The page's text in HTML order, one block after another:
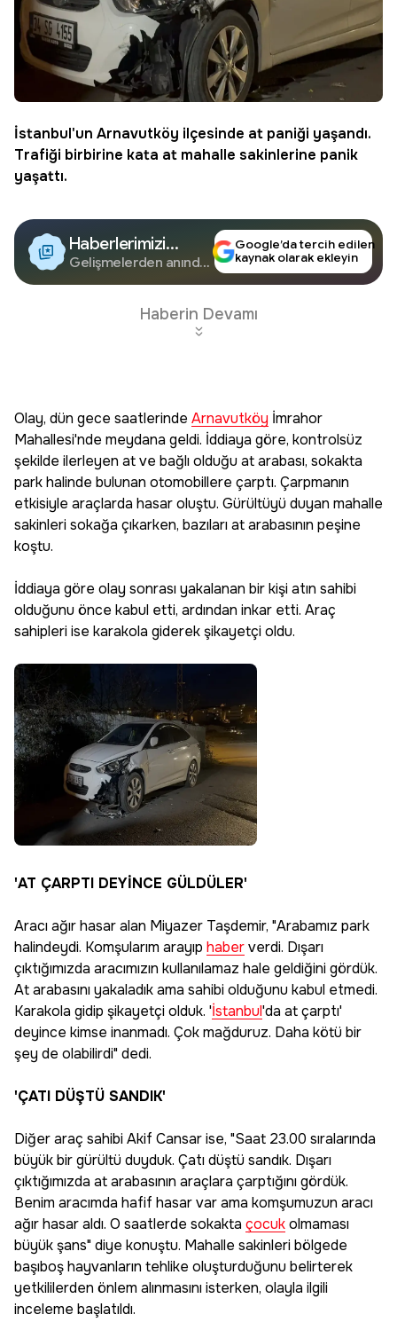
İstanbul'un Arnavutköy ilçesinde at paniği yaşandı.
Trafiği birbirine kata at mahalle sakinlerine panik
yaşattı.
Haberlerimizi
Google'da Takip
Edin
Gelişmelerden anında
Google’da tercih edilen
kaynak olarak ekleyin
Haberin Devamı
Olay, dün gece saatlerinde Arnavutköy İmrahor
Mahallesi'nde meydana geldi. İddiaya göre, kontrolsüz
şekilde ilerleyen at ve bağlı olduğu at arabası, sokakta
park halinde bulunan otomobillere çarptı. Çarpmanın
etkisiyle araçlarda hasar oluştu. Gürültüyü duyan mahalle
sakinleri sokağa çıkarken, bazıları at arabasının peşine
koştu.
İddiaya göre olay sonrası yakalanan bir kişi atın sahibi
olduğunu önce kabul etti, ardından inkar etti. Araç
sahipleri ise karakola giderek şikayetçi oldu.
'AT ÇARPTI DEYİNCE GÜLDÜLER'
Aracı ağır hasar alan Miyazer Taşdemir, "Arabamız park
halindeydi. Komşularım arayıp haberverdi. Dışarı
çıktığımızda aracımızın kullanılamaz hale geldiğini gördük.
At arabasını yakaladık ama sahibi olduğunu kabul etmedi.
Karakola gidip şikayetçi olduk. 'İstanbul'da at çarptı'
deyince kimse inanmadı. Çok mağduruz. Daha kötü bir
şey de olabilirdi" dedi.
'ÇATI DÜŞTÜ SANDIK'
Diğer araç sahibi Akif Cansar ise, "Saat 23.00 sıralarında
büyük bir gürültü duyduk. Çatı düştü sandık. Dışarı
çıktığımızda at arabasının araçlara çarptığını gördük.
Benim aracımda hafif hasar var ama komşumuzun aracı
ağır hasar aldı. O saatlerde sokakta çocukolmaması
büyük şans" diye konuştu. Mahalle sakinleri bölgede
başıboş hayvanların tehlike oluşturduğunu belirterek
yetkililerden önlem alınmasını isterken, olayla ilgili
inceleme başlatıldı.